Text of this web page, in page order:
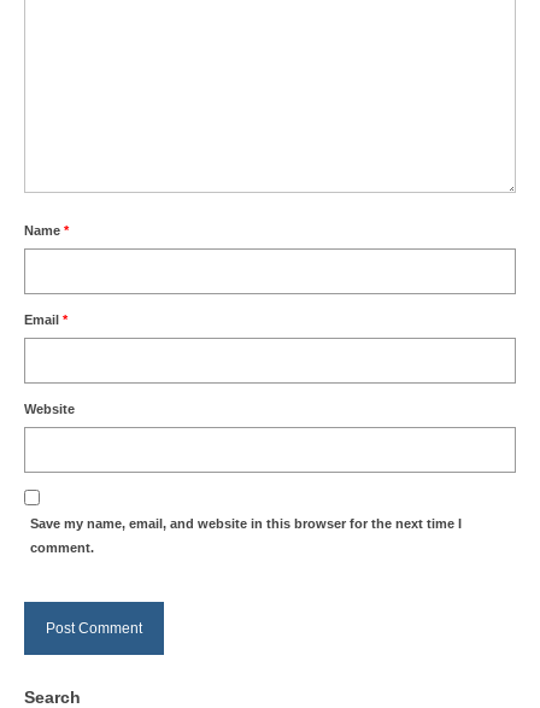
Name *
Email *
Website
Save my name, email, and website in this browser for the next time I
comment.
Search